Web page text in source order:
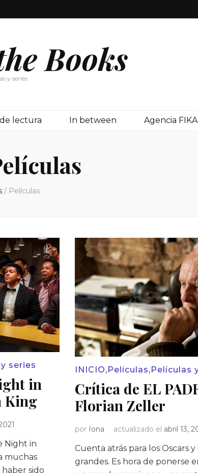
Books
y series
lectura In between Agencia FIKA
/ Películas
series
in
King
Night in
muchas
sido
INICIO, Películas, Películas
Crítica de EL
Florian Zeller
por Iona actualizado el abril 13,
Cuenta atrás para los Oscars
grandes. Es hora de ponerse